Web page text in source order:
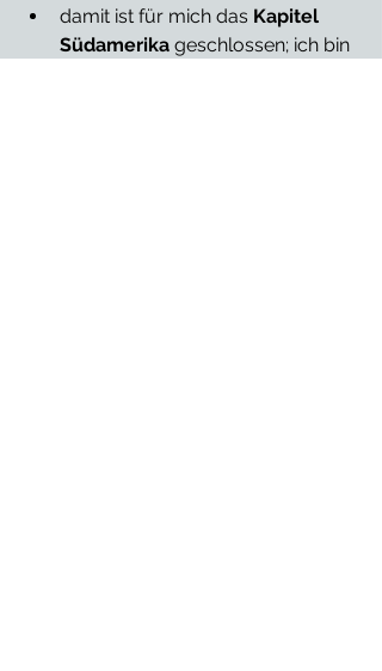
damit ist für mich das Kapitel
Südamerika geschlossen; ich bin